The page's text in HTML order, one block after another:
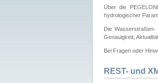
Über die
hydrologischer
Die Wasserstraßen-
Genauigkeit,
Bei Fragen oder
REST- und